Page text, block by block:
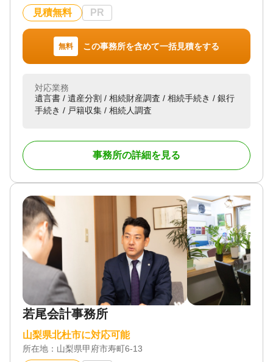
対応地域
対応業務
見 / 相続手続き / 銀行手続き / 戸籍収集 / 相続人調査
/ 相続トラブル（弁護士相談）
山梨県内全域（※ただし北杜市以北、山梨市以西、
身延町以南、郡内は、往復交通費1回5,000円になり
ます。）
対応業務
遺言書 / 遺産分割 / 相続財産調査 / 相続手続き / 銀行
対応体制
電話相談可 / 訪問可 / 土日相談可 / 初回相談無料 / 18
見積無料 PR
無料 この事務所を含めて一括見積をする
対応業務
遺言書 / 遺産分割 / 相続財産調査 / 相続手続き / 銀行
手続き / 戸籍収集 / 相続人調査
事務所の詳細を見る
若尾会計事務所
山梨県北杜市に対応可能
所在地： 山梨県甲府市寿町6-13